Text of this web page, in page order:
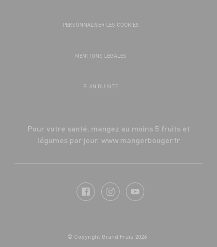
PERSONNALISER LES COOKIES
MENTIONS LÉGALES
PLAN DU SITE
Pour votre santé, mangez au moins 5 fruits et
légumes par jour. www.mangerbouger.fr
© Copyright Grand Frais 2026